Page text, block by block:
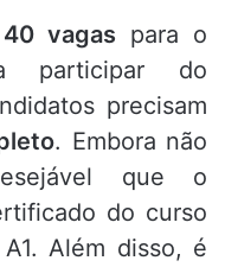
40 vagas para o
participar do
precisam
. Embora não
que o
do curso
Além disso, é